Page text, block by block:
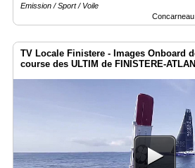
Emission / Sport / Voile
Concarneau
TV Locale Finistere - Images Onboard
course des ULTIM de FINISTERE-